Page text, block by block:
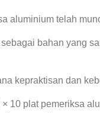
aluminium telah
bahan yang
kepraktisan dan
10 plat pemeriksa